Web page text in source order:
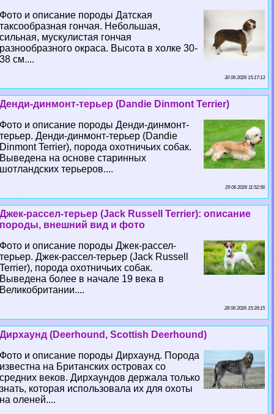
Фото и описание породы Датская
таксообразная гончая. Небольшая,
сильная, мускулистая гончая
разнообразного окраса. Высота в холке 30-
38 см....
30 06 2026 15:17:13
Денди-динмонт-терьер (Dandie Dinmont Terrier)
Фото и описание породы Денди-динмонт-
терьер. Денди-динмонт-терьер (Dandie
Dinmont Terrier), порода охотничьих собак.
Выведена на основе старинных
шотландских терьеров....
29 06 2026 11:52:56
Джек-рассел-терьер (Jack Russell Terrier): описание
породы, внешний вид и фото
Фото и описание породы Джек-рассел-
терьер. Джек-рассел-терьер (Jack Russell
Terrier), порода охотничьих собак.
Выведена более в начале 19 века в
Великобритании....
28 06 2026 15:39:15
Дирхаунд (Deerhound, Scottish Deerhound)
Фото и описание породы Дирхаунд. Порода
известна на Британских островах со
средних веков. Дирхаундов держала только
знать, которая использовала их для охоты
на оленей....